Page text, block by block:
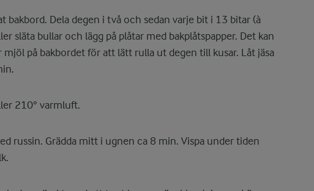
bakbord. Dela degen i två och sedan varje bit i 13 bitar (à
släta bullar och lägg på plåtar med bakplåtspapper. Det kan
på bakbordet för att lätt rulla ut degen till kusar. Låt jäsa
210° varmluft.
russin. Grädda mitt i ugnen ca 8 min. Vispa under tiden